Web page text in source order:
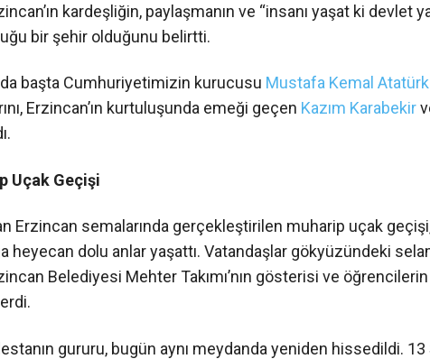
kardeşliğin, paylaşmanın ve “insanı yaşat ki devlet
bir şehir olduğunu belirtti.
başta Cumhuriyetimizin kurucusu Mustafa Kemal Atatürk
Erzincan’ın kurtuluşunda emeği geçen Kazım Karabekir
Uçak Geçişi
Erzincan semalarında gerçekleştirilen muharip uçak
heyecan dolu anlar yaşattı. Vatandaşlar gökyüzündeki
Belediyesi Mehter Takımı’nın gösterisi ve
gururu, bugün aynı meydanda yeniden hissedildi.